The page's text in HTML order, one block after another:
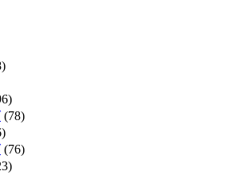
(78)
(76)